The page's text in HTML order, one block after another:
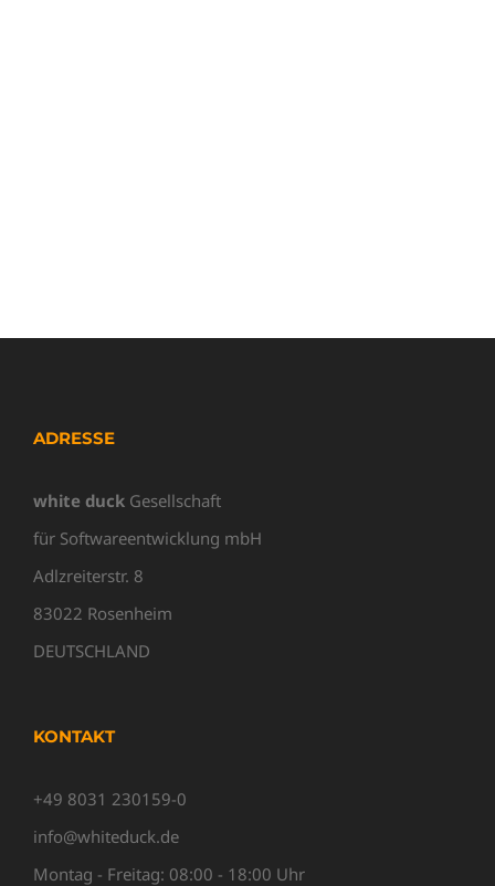
ADRESSE
white duck Gesellschaft
für Softwareentwicklung mbH
Adlzreiterstr. 8
83022 Rosenheim
DEUTSCHLAND
KONTAKT
+49 8031 230159-0
info@whiteduck.de
Montag - Freitag: 08:00 - 18:00 Uhr